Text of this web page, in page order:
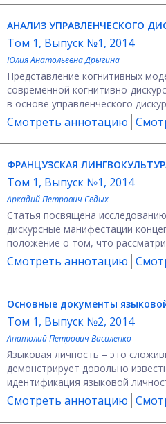
АНАЛИЗ УПРАВЛЕНЧЕСКОГО
Том 1, Выпуск №1, 2014
Юлия Анатольевна Дрыгина
Представление когнитивных
современной когнитивно-
в основе управленческого
Смотреть аннотацию
ФРАНЦУЗСКАЯ
Том 1, Выпуск №1, 2014
Аркадий Петрович Седых
Статья посвящена
дискурсные манифестации
положение о том, что
Смотреть аннотацию
Основные документы
Том 1, Выпуск №2, 2014
Анатолий Петрович Василенко
Языковая личность – это
демонстрирует довольно
идентификация языковой
Смотреть аннотацию